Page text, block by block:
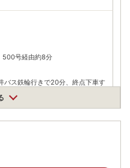
500号経由約8分
バス鉄輪行きで20分、終点下車す
新の内容はご利用前にご自身でお